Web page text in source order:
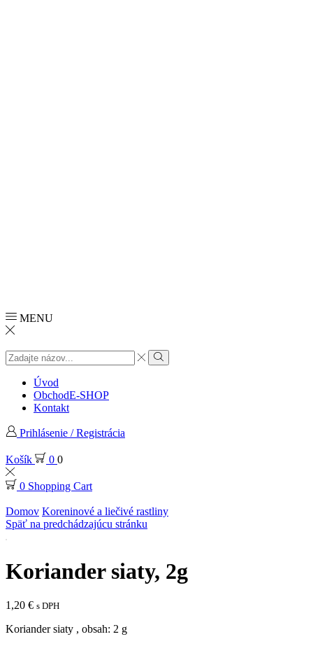
MENU
Search
input
Search
Úvod
ObchodE-SHOP
Kontakt
Prihlásenie / Registrácia
Košík 0 0
0 Shopping Cart
Domov Koreninové a liečivé rastliny
Späť na predchádzajúcu stránku
Koriander siaty, 2g
1,20 € s DPH
Koriander siaty , obsah: 2 g